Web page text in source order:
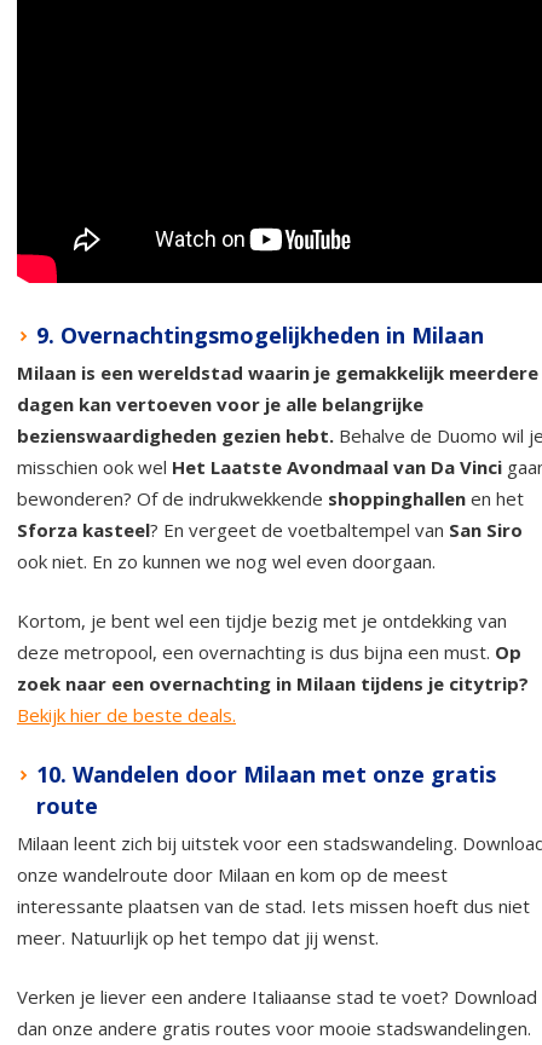
9. Overnachtingsmogelijkheden in Milaan
Milaan is een wereldstad waarin je gemakkelijk meerdere
dagen kan vertoeven voor je alle belangrijke
bezienswaardigheden gezien hebt. Behalve de Duomo wil
misschien ook wel Het Laatste Avondmaal van Da Vinci
bewonderen? Of de indrukwekkende shoppinghallen en het
Sforza kasteel? En vergeet de voetbaltempel van San Siro
ook niet. En zo kunnen we nog wel even doorgaan.
Kortom, je bent wel een tijdje bezig met je ontdekking van
deze metropool, een overnachting is dus bijna een must. Op
zoek naar een overnachting in Milaan tijdens je citytrip?
Bekijk hier de beste deals.
10. Wandelen door Milaan met onze gratis
route
Milaan leent zich bij uitstek voor een stadswandeling.
onze wandelroute door Milaan en kom op de meest
interessante plaatsen van de stad. Iets missen hoeft dus niet
meer. Natuurlijk op het tempo dat jij wenst.
Verken je liever een andere Italiaanse stad te voet? Download
dan onze andere gratis routes voor mooie stadswandelingen.